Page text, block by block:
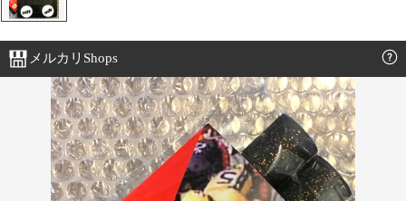
メルカリShops